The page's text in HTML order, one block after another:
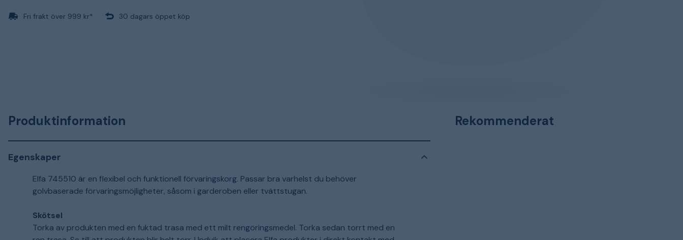
Fri frakt över 999 kr* 30 dagars öppet köp
Produktinformation
Egenskaper
Elfa 745510 är en flexibel och funktionell förvaringskorg. Passar bra varhelst du behöver
golvbaserade förvaringsmöjligheter, såsom i garderoben eller tvättstugan.
Skötsel
Torka av produkten med en fuktad trasa med ett milt rengöringsmedel. Torka sedan torrt med en
Rekommenderat